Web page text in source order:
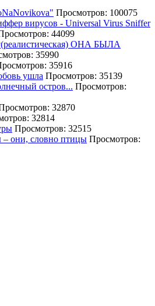
Просмотров: 100075
вирусов - Universal Virus Sniffer
44099
ОНА БЫЛА
35990
35916
ушла Просмотров: 35139
остров... Просмотров:
32870
32814
Просмотров: 32515
они, словно птицы Просмотров: